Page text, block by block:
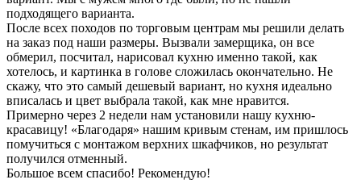
подходящего варианта.
После всех походов по торговым центрам мы решили делать
на заказ под наши размеры. Вызвали замерщика, он все
обмерил, посчитал, нарисовал кухню именно такой, как
хотелось, и картинка в голове сложилась окончательно. Не
скажу, что это самый дешевый вариант, но кухня идеально
вписалась и цвет выбрала такой, как мне нравится.
Примерно через 2 недели нам установили нашу кухню-
красавицу! «Благодаря» нашим кривым стенам, им пришлось
помучиться с монтажом верхних шкафчиков, но результат
получился отменный.
Большое всем спасибо! Рекомендую!